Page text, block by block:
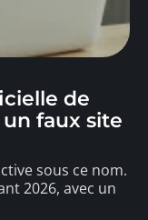
de
faux site
sous ce nom.
2026, avec un